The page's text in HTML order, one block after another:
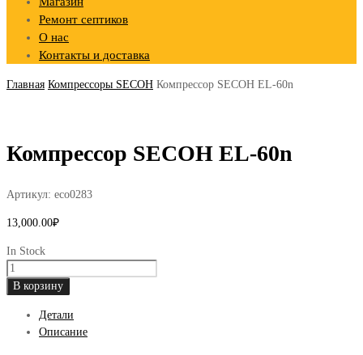
Ремонт септиков
О нас
Контакты и доставка
Главная Компрессоры SECOH Компрессор SECOH EL-60n
Компрессор SECOH EL-60n
Артикул: eco0283
13,000.00₽
In Stock
Количество
товара
SECOH
В корзину
Детали
Описание